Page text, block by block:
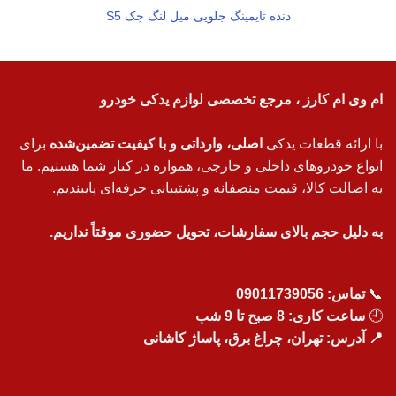
دنده تایمینگ جلویی میل لنگ جک S5
ام وی ام کارز ، مرجع تخصصی لوازم یدکی خودرو
با ارائه قطعات یدکی اصلی، وارداتی و با کیفیت تضمین‌شده برای
انواع خودروهای داخلی و خارجی، همواره در کنار شما هستیم. ما
به اصالت کالا، قیمت منصفانه و پشتیبانی حرفه‌ای پایبندیم.
به دلیل حجم بالای سفارشات، تحویل حضوری موقتاً نداریم.
📞تماس: 09011739056
🕘 ساعت کاری: 8 صبح تا 9 شب
📍 آدرس: تهران، چراغ برق، پاساژ کاشانی